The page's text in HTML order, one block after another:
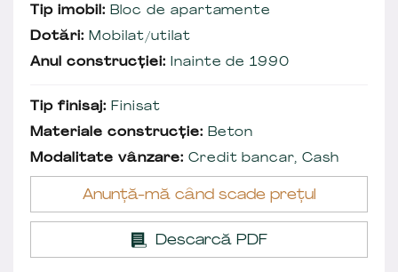
Tip imobil: Bloc de apartamente
Dotări: Mobilat/utilat
Anul construcției: Inainte de 1990
Tip finisaj: Finisat
Materiale construcție: Beton
Modalitate vânzare: Credit bancar, Cash
Anunță-mă când scade prețul
Descarcă PDF